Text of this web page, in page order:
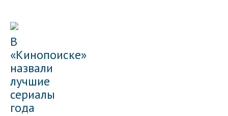
В
«Кинопоиске»
назвали
лучшие
сериалы
года